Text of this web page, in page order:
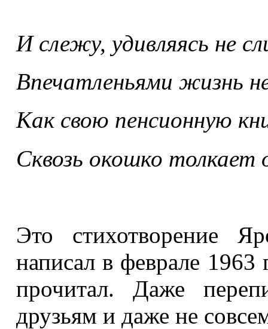
И слежу, удивляясь не
Впечатленьями жизнь
Как свою пенсионную
Сквозь окошко толкает
Это стихотворение
написал в феврале
прочитал. Даже
друзьям и даже не